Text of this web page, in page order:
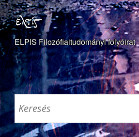
ELPIS Filozófiaitudományi folyóirat